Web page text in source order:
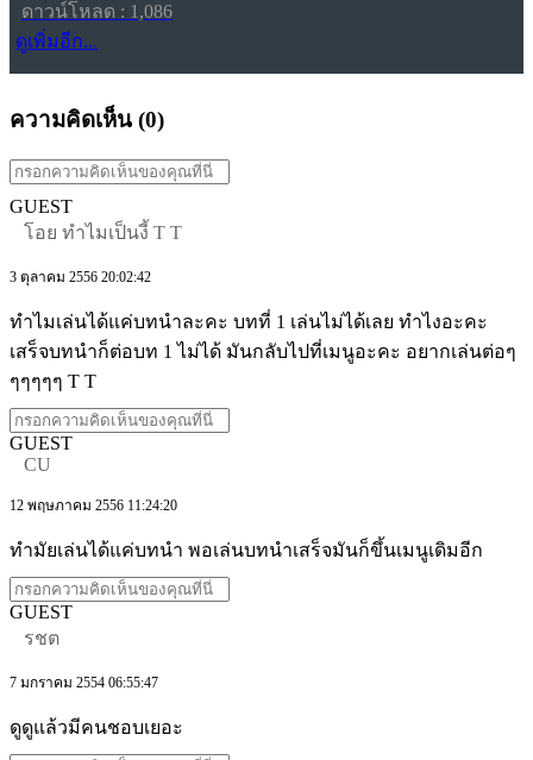
ดาวน์โหลด : 1,086
ดูเพิ่มอีก...
ความคิดเห็น (0)
GUEST
โอย ทำไมเป็นงี้ T T
3 ตุลาคม 2556 20:02:42
ทำไมเล่นได้แค่บทนำละคะ บทที่ 1 เล่นไม่ได้เลย ทำไงอะคะ
เสร็จบทนำก็ต่อบท 1 ไม่ได้ มันกลับไปที่เมนูอะคะ อยากเล่นต่อๆ
ๆๆๆๆๆ T T
GUEST
CU
12 พฤษภาคม 2556 11:24:20
ทำมัยเล่นได้แค่บทนำ พอเล่นบทนำเสร็จมันก็ขึ้นเมนูเดิมอีก
GUEST
รชต
7 มกราคม 2554 06:55:47
ดูดูแล้วมีคนชอบเยอะ